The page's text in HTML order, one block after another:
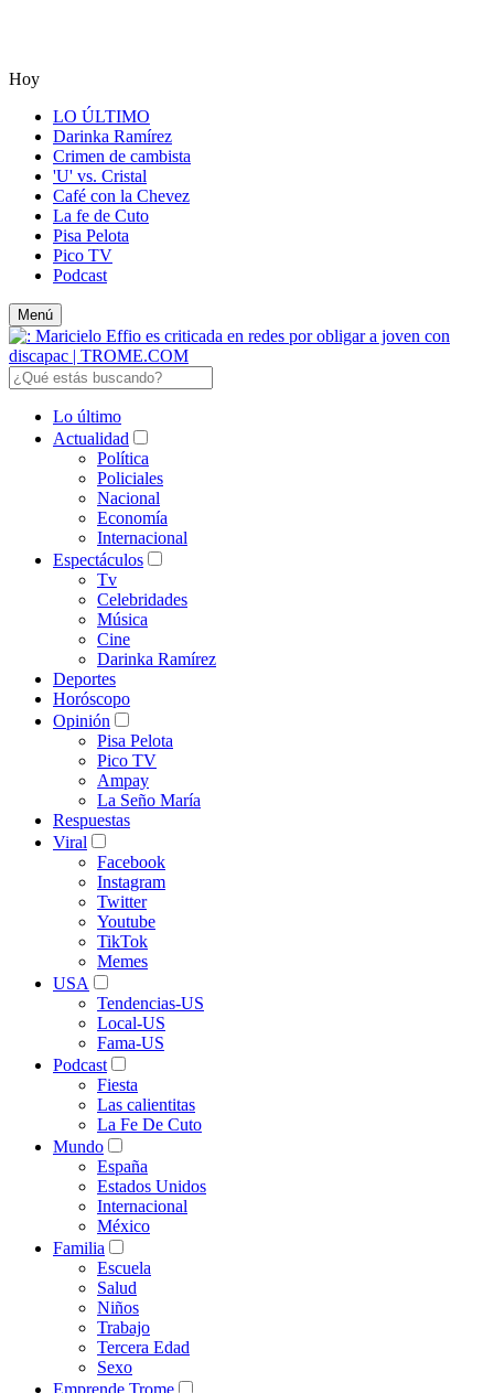
Hoy
LO ÚLTIMO
Darinka Ramírez
Crimen de cambista
'U' vs. Cristal
Café con la Chevez
La fe de Cuto
Pisa Pelota
Pico TV
Podcast
Menú
Lo último
Actualidad
Política
Policiales
Nacional
Economía
Internacional
Espectáculos
Tv
Celebridades
Música
Cine
Darinka Ramírez
Deportes
Horóscopo
Opinión
Pisa Pelota
Pico TV
Ampay
La Seño María
Respuestas
Viral
Facebook
Instagram
Twitter
Youtube
TikTok
Memes
USA
Tendencias-US
Local-US
Fama-US
Podcast
Fiesta
Las calientitas
La Fe De Cuto
Mundo
España
Estados Unidos
Internacional
México
Familia
Escuela
Salud
Niños
Trabajo
Tercera Edad
Sexo
Emprende Trome